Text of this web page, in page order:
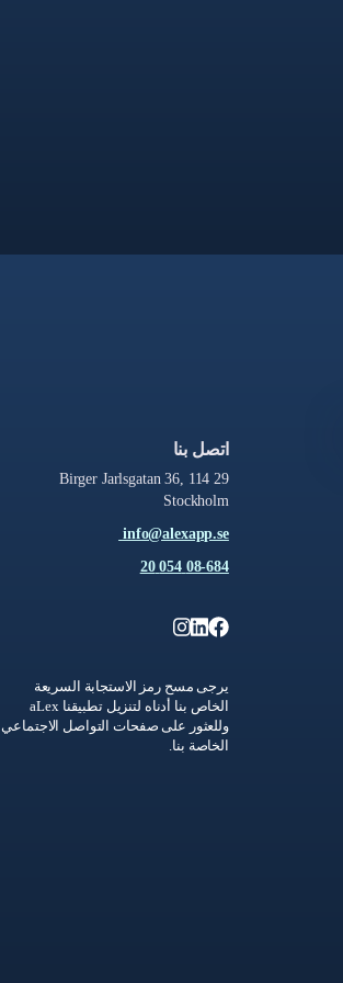
اتصل بنا
Birger Jarlsgatan 36, 114 29
Stockholm
info@alexapp.se
08-684 054 20
يرجى مسح رمز الاستجابة السريعة
الخاص بنا أدناه لتنزيل تطبيقنا aLex
وللعثور على صفحات التواصل الاجتماعي
الخاصة بنا.